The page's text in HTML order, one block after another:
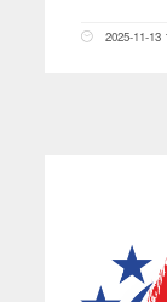
2025-11-13